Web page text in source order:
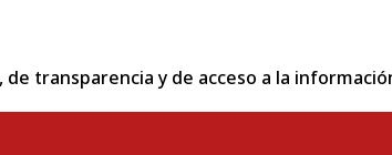
de transparencia y de acceso a la